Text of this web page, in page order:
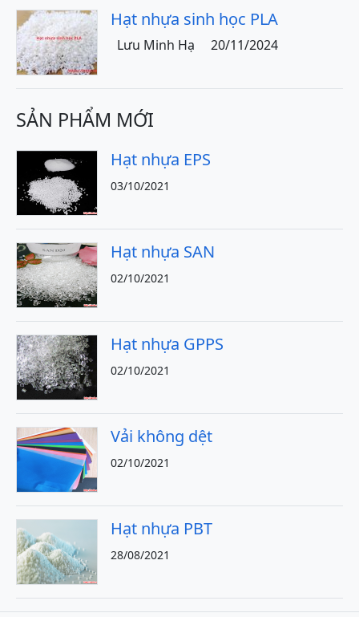
Hạt nhựa sinh học PLA
Lưu Minh Hạ 20/11/2024
SẢN PHẨM MỚI
Hạt nhựa EPS
03/10/2021
Hạt nhựa SAN
02/10/2021
Hạt nhựa GPPS
02/10/2021
Vải không dệt
02/10/2021
Hạt nhựa PBT
28/08/2021